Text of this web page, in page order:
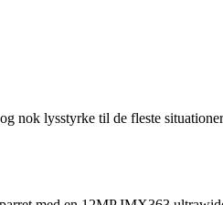
nok lysstyrke til de fleste